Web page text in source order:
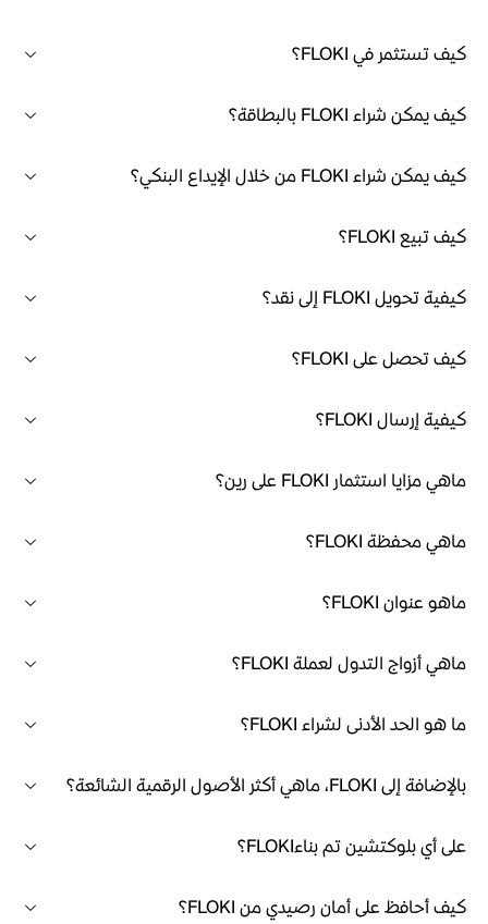
كيف تستثمر في FLOKI؟
كيف يمكن شراء FLOKI بالبطاقة؟
كيف يمكن شراء FLOKI من خلال الإيداع البنكي؟
كيف تبيع FLOKI؟
كيفية تحويل FLOKI إلى نقد؟
كيف تحصل على FLOKI؟
كيفية إرسال FLOKI؟
ماهي مزايا استثمار FLOKI على رين؟
ماهي محفظة FLOKI؟
ماهو عنوان FLOKI؟
ماهي أزواج التدول لعملة FLOKI؟
ما هو الحد الأدنى لشراء FLOKI؟
بالإضافة إلى FLOKI، ماهي أكثر الأصول الرقمية الشائعة؟
على أي بلوكتشين تم بناءFLOKI؟
كيف أحافظ على أمان رصيدي من FLOKI؟